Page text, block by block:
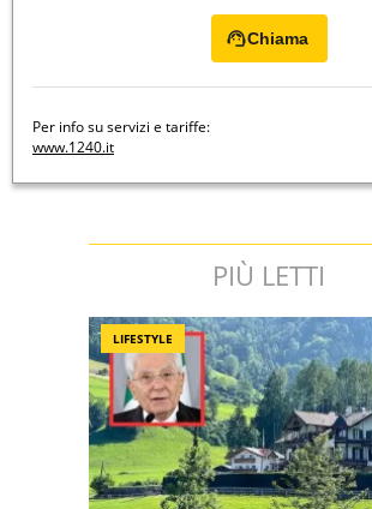
Chiama
Per info su servizi e tariffe:
www.1240.it
PIÙ LETTI
LIFESTYLE